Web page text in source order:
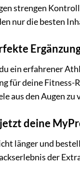
strengen
nur die besten
ein erfahrener
für deine Fitness-
aus den Augen
deine
länger und
der